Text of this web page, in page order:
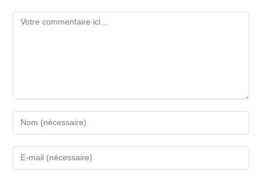
Comment
Enter
your
name
Enter
your